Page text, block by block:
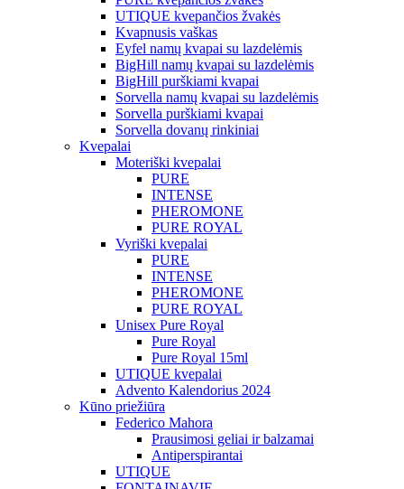
UTIQUE kvepančios žvakės
Kvapnusis vaškas
Eyfel namų kvapai su lazdelėmis
BigHill namų kvapai su lazdelėmis
BigHill purškiami kvapai
Sorvella namų kvapai su lazdelėmis
Sorvella purškiami kvapai
Sorvella dovanų rinkiniai
Kvepalai
Moteriški kvepalai
PURE
INTENSE
PHEROMONE
PURE ROYAL
Vyriški kvepalai
PURE
INTENSE
PHEROMONE
PURE ROYAL
Unisex Pure Royal
Pure Royal
Pure Royal 15ml
UTIQUE kvepalai
Advento Kalendorius 2024
Kūno priežiūra
Federico Mahora
Prausimosi geliai ir balzamai
Antiperspirantai
UTIQUE